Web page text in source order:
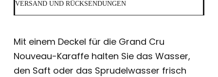
VERSAND UND RÜCKSENDUNGEN
Mit einem Deckel für die Grand Cru
Nouveau-Karaffe halten Sie das Wasser,
den Saft oder das Sprudelwasser frisch